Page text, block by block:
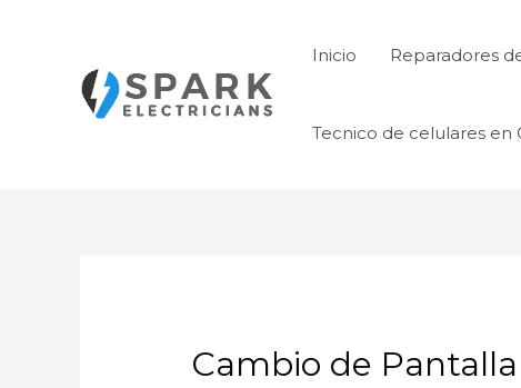
Inicio Reparadores
Tecnico de celulares en
Cambio de